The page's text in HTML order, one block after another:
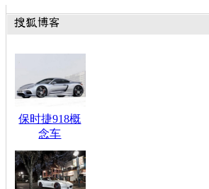
保时捷918概
念车